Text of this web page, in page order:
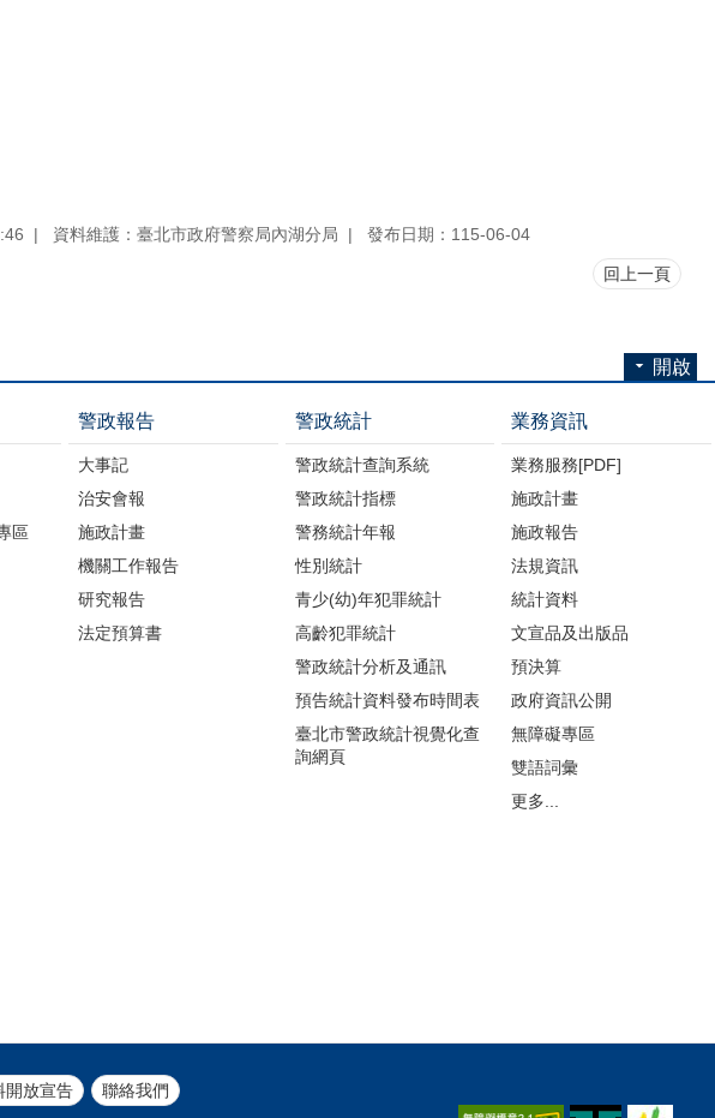
資料維護：臺北市政府警察局內湖分局 發布日期：115-06-04
回上一頁
開啟
區
警政報告
大事記
治安會報
施政計畫
機關工作報告
研究報告
法定預算書
警政統計
警政統計查詢系統
警政統計指標
警務統計年報
性別統計
青少(幼)年犯罪統計
高齡犯罪統計
警政統計分析及通訊
預告統計資料發布時間表
臺北市警政統計視覺化查
詢網頁
業務資訊
業務服務[PDF]
施政計畫
施政報告
法規資訊
統計資料
文宣品及出版品
預決算
政府資訊公開
無障礙專區
雙語詞彙
更多...
開放宣告 聯絡我們